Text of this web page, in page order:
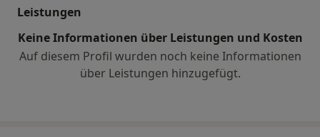
Leistungen
Keine Informationen über Leistungen und Kosten
Auf diesem Profil wurden noch keine Informationen
über Leistungen hinzugefügt.